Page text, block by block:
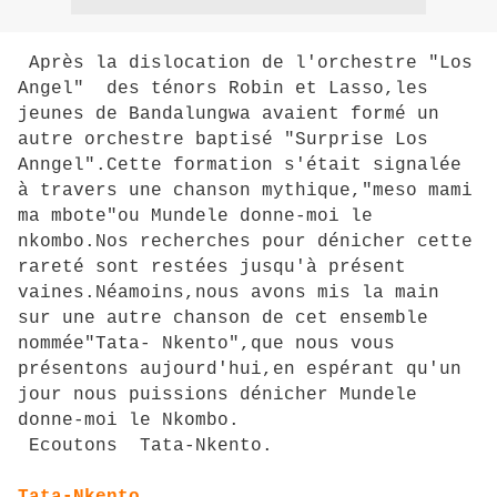
Après la dislocation de l'orchestre "Los
Angel" des ténors Robin et Lasso,les
jeunes de Bandalungwa avaient formé un
autre orchestre baptisé "Surprise Los
Anngel".Cette formation s'était signalée
à travers une chanson mythique,"meso mami
ma mbote"ou Mundele donne-moi le
nkombo.Nos recherches pour dénicher cette
rareté sont restées jusqu'à présent
vaines.Néamoins,nous avons mis la main
sur une autre chanson de cet ensemble
nommée"Tata- Nkento",que nous vous
présentons aujourd'hui,en espérant qu'un
jour nous puissions dénicher Mundele
donne-moi le Nkombo.
Ecoutons Tata-Nkento.